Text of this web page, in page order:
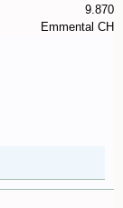
9.870
Emmental CH